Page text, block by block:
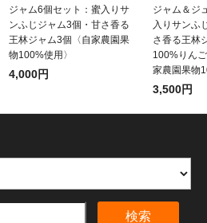
ジャム6個セット：蜜入りサ
ンふじジャム3個・甘さ香る
王林ジャム3個〈自家農園果
物100%使用〉
4,000円
ジャム＆ジ
入りサンふ
さ香る王林
100%りん
家農園果物
3,500円
検索